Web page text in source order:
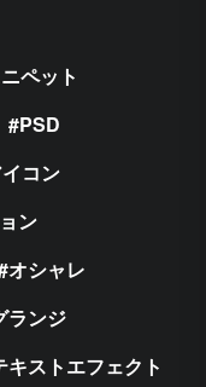
ペット
PSD
コン
ン
オシャレ
ランジ
キストエフェクト